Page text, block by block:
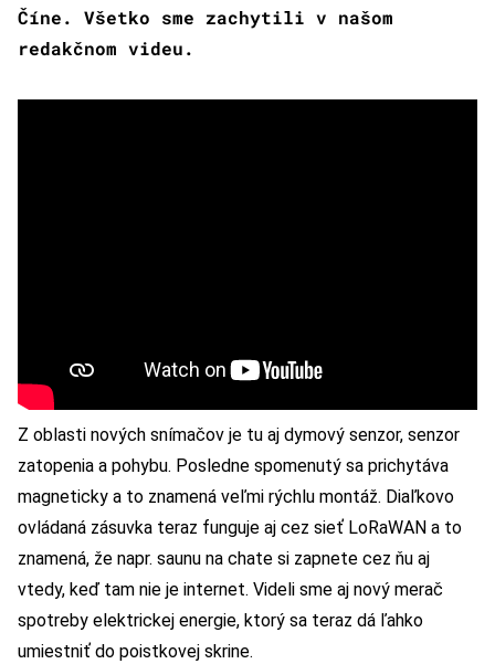
Číne. Všetko sme zachytili v našom
redakčnom videu.
Z oblasti nových snímačov je tu aj dymový senzor, senzor
zatopenia a pohybu. Posledne spomenutý sa prichytáva
magneticky a to znamená veľmi rýchlu montáž. Diaľkovo
ovládaná zásuvka teraz funguje aj cez sieť LoRaWAN a to
znamená, že napr. saunu na chate si zapnete cez ňu aj
vtedy, keď tam nie je internet. Videli sme aj nový merač
spotreby elektrickej energie, ktorý sa teraz dá ľahko
umiestniť do poistkovej skrine.